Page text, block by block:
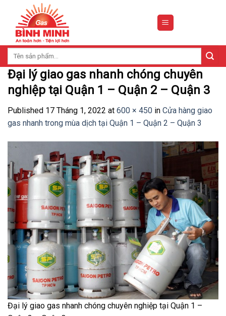
content
Đại lý giao gas nhanh chóng chuyên
nghiệp tại Quận 1 – Quận 2 – Quận 3
Published 17 Tháng 1, 2022 at 600 × 450 in Cửa hàng giao
gas nhanh trong mùa dịch tại Quận 1 – Quận 2 – Quận 3
Đại lý giao gas nhanh chóng chuyên nghiệp tại Quận 1 –